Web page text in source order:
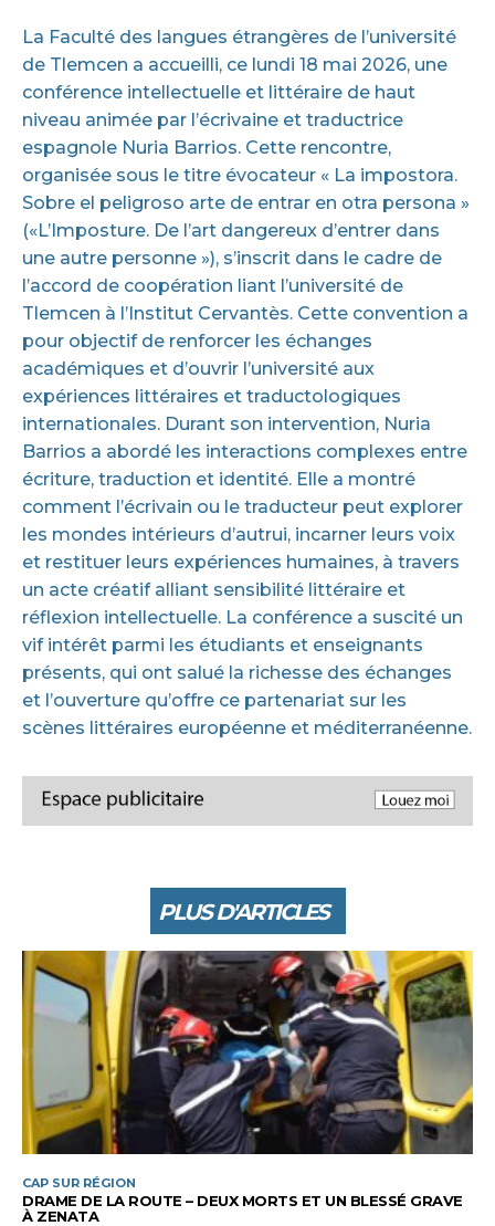
La Faculté des langues étrangères de l’université
de Tlemcen a accueilli, ce lundi 18 mai 2026, une
conférence intellectuelle et littéraire de haut
niveau animée par l’écrivaine et traductrice
espagnole Nuria Barrios. Cette rencontre,
organisée sous le titre évocateur « La impostora.
Sobre el peligroso arte de entrar en otra persona »
(«L’Imposture. De l’art dangereux d’entrer dans
une autre personne »), s’inscrit dans le cadre de
l’accord de coopération liant l’université de
Tlemcen à l’Institut Cervantès. Cette convention a
pour objectif de renforcer les échanges
académiques et d’ouvrir l’université aux
expériences littéraires et traductologiques
internationales. Durant son intervention, Nuria
Barrios a abordé les interactions complexes entre
écriture, traduction et identité. Elle a montré
comment l’écrivain ou le traducteur peut explorer
les mondes intérieurs d’autrui, incarner leurs voix
et restituer leurs expériences humaines, à travers
un acte créatif alliant sensibilité littéraire et
réflexion intellectuelle. La conférence a suscité un
vif intérêt parmi les étudiants et enseignants
présents, qui ont salué la richesse des échanges
et l’ouverture qu’offre ce partenariat sur les
scènes littéraires européenne et méditerranéenne.
PLUS D'ARTICLES
CAP SUR RÉGION
DRAME DE LA ROUTE – DEUX MORTS ET UN BLESSÉ GRAVE
À ZENATA